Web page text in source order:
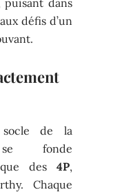
puisant dans
défis d’un
de la
se fonde
des 4P,
Chaque